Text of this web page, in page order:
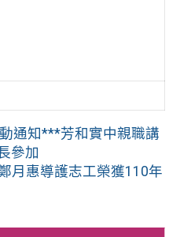
通知***芳和實中親職講
參加
月惠導護志工榮獲110年